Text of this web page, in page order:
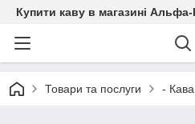
Купити каву в магазині
Товари та послуги -